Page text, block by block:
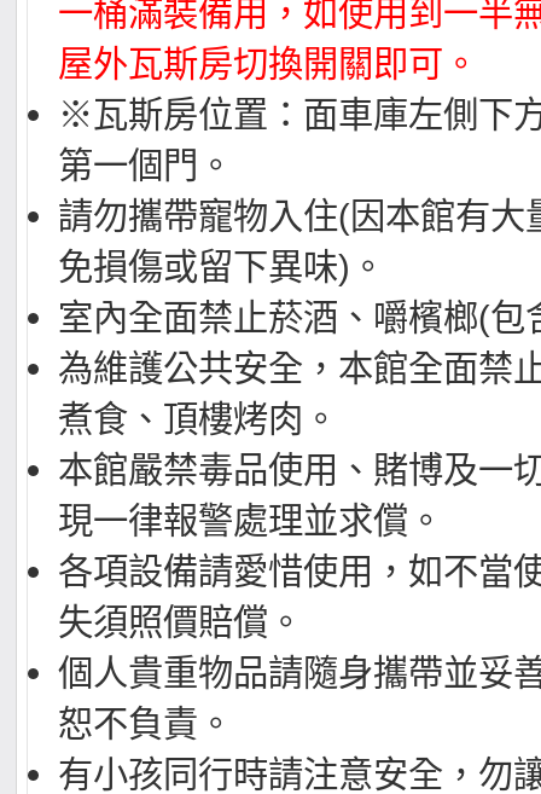
一桶滿裝備用，如使用到一半
屋外瓦斯房切換開關即可。
※瓦斯房位置：面車庫左側下
第一個門。
請勿攜帶寵物入住(因本館有大
免損傷或留下異味)。
室內全面禁止菸酒、嚼檳榔(包
為維護公共安全，本館全面禁
煮食、頂樓烤肉。
本館嚴禁毒品使用、賭博及一
現一律報警處理並求償。
各項設備請愛惜使用，如不當
失須照價賠償。
個人貴重物品請隨身攜帶並妥
恕不負責。
有小孩同行時請注意安全，勿